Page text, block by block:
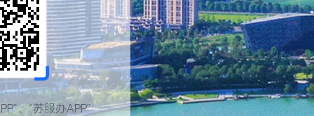
、“苏服办APP”